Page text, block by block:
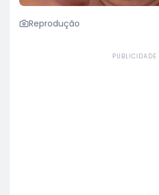
Reprodução
PUBLICIDADE